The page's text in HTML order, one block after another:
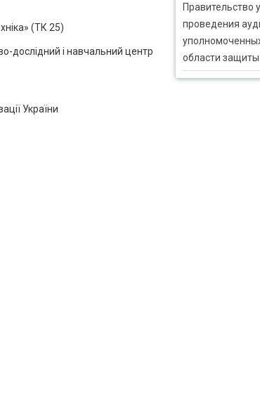
(ТК 25)
дослідний і навчальний центр
України
Правительство
проведения
области защиты